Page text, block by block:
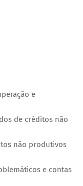
e
de créditos não
não produtivos
e contas